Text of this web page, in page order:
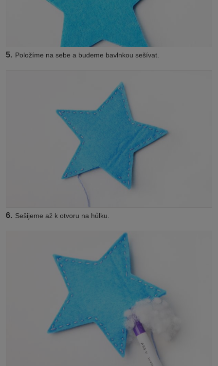
5. Položíme na sebe a budeme bavlnkou sešívat.
6. Sešijeme až k otvoru na hůlku.